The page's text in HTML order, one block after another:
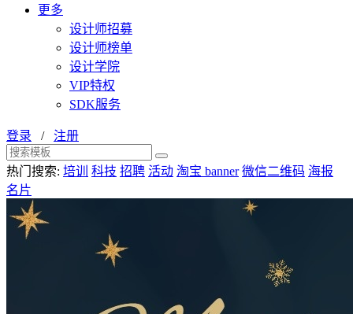
更多
设计师招募
设计师榜单
设计学院
VIP特权
SDK服务
登录 / 注册
热门搜索: 培训 科技 招聘 活动 淘宝 banner 微信二维码 海报
名片